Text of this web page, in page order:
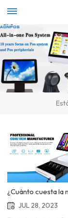
¿Cuánto cuesta la
JUL 28, 2023